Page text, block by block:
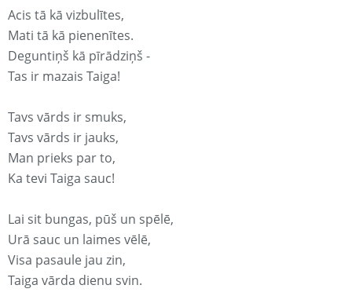
Acis tā kā vizbulītes,
Mati tā kā pienenītes.
Deguntiņš kā pīrādziņš -
Tas ir mazais Taiga!
Tavs vārds ir smuks,
Tavs vārds ir jauks,
Man prieks par to,
Ka tevi Taiga sauc!
Lai sit bungas, pūš un spēlē,
Urā sauc un laimes vēlē,
Visa pasaule jau zin,
Taiga vārda dienu svin.